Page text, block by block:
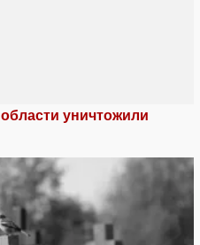
уничтожили